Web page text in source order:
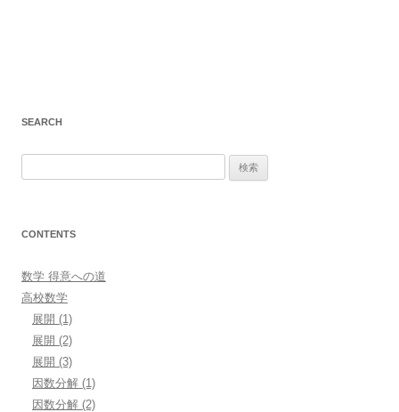
SEARCH
CONTENTS
数学 得意への道
高校数学
展開 (1)
展開 (2)
展開 (3)
因数分解 (1)
因数分解 (2)